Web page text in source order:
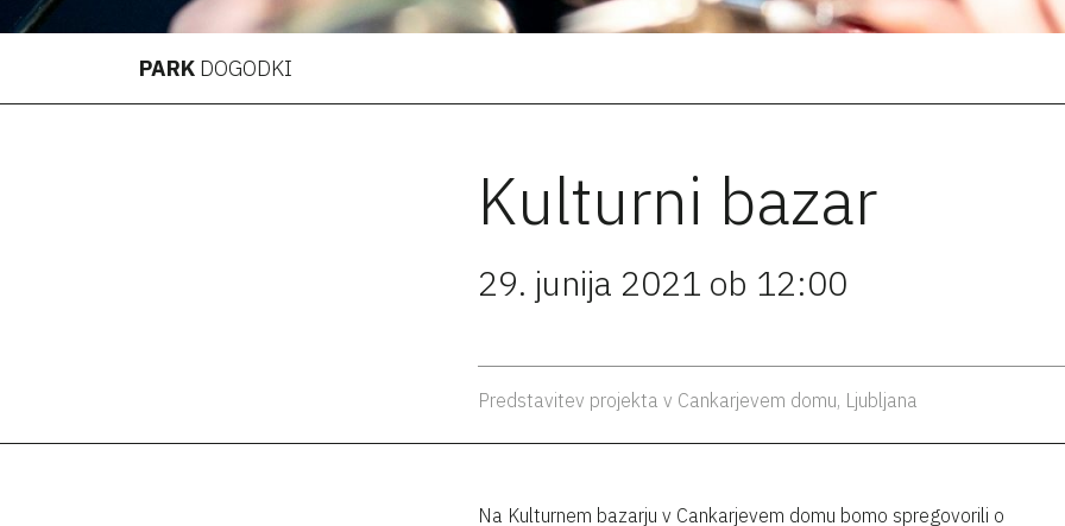
PARK DOGODKI
Kulturni bazar
29. junija 2021 ob 12:00
Predstavitev projekta v Cankarjevem domu, Ljubljana
Na Kulturnem bazarju v Cankarjevem domu bomo spregovorili o